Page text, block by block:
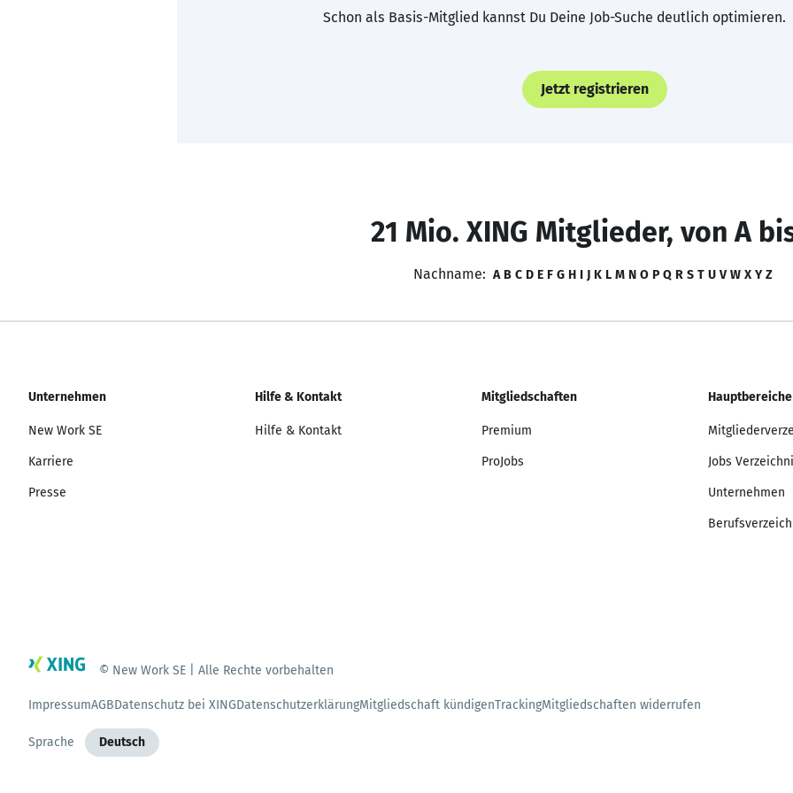
Schon als Basis-Mitglied kannst Du Deine Job-Suche deutlich optimieren.
Jetzt registrieren
21 Mio. XING Mitglieder, von A
Nachname: A B C D E F G H I J K L M N O P Q R S T U V W X Y Z
Unternehmen
New Work SE
Karriere
Presse
Hilfe & Kontakt
Hilfe & Kontakt
Mitgliedschaften
Premium
ProJobs
Hauptbereiche
Jobs
Unternehmen
© New Work SE | Alle Rechte vorbehalten
ImpressumAGBDatenschutz bei XINGDatenschutzerklärungMitgliedschaft kündigenTrackingMitgliedschaften widerrufen
Sprache Deutsch